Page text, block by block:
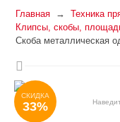
Главная Техника
Клипсы, скобы,
Скоба металлическая
СКИДКА
33%